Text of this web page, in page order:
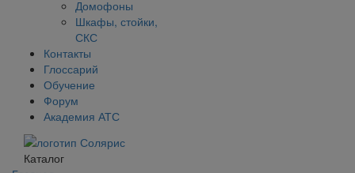
Домофоны
Шкафы, стойки,
СКС
Контакты
Глоссарий
Обучение
Форум
Академия АТС
Каталог